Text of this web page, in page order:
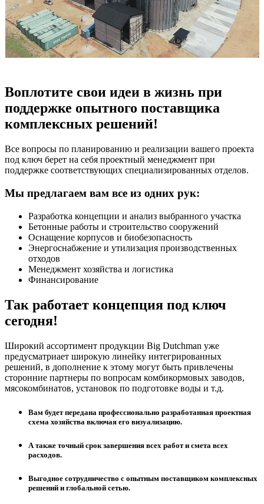
Воплотите свои идеи в жизнь при
поддержке опытного поставщика
комплексных решений!
Все вопросы по планированию и реализации вашего проекта
под ключ берет на себя проектный менеджмент при
поддержке соответствующих специализированных отделов.
Мы предлагаем вам все из одних рук:
Разработка концепции и анализ выбранного участка
Бетонные работы и строительство сооружений
Оснащение корпусов и биобезопасность
Энергоснабжение и утилизация производственных
отходов
Менеджмент хозяйства и логистика
Финансирование
Так работает концепция под ключ
сегодня!
Широкий ассортимент продукции Big Dutchman уже
предусматриает широкую линейку интегрированных
решений, в дополнение к этому могут быть привлечены
сторонние партнеры по вопросам комбикормовых заводов,
мясокомбинатов, установок по подготовке воды и т.д.
Вам будет передана профессионально разработанная проектная
схема хозяйства включая его визуализацию.
А также точный срок завершения всех работ и смета всех
расходов.
Выгодное сотрудничество с опытным поставщиком комплексных
решений и глобальной сетью.